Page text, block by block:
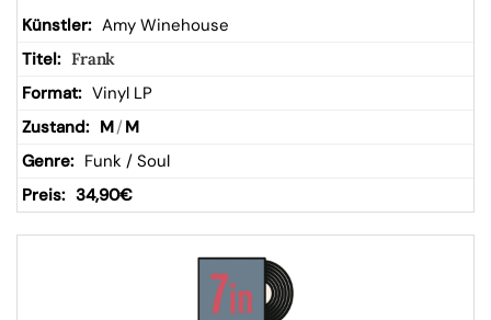
kor
b
Amy Winehouse
Frank
Vinyl LP
M/ M
Funk / Soul
34,90€